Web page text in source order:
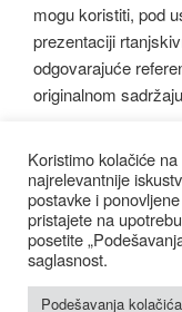
mogu koristiti, pod
prezentaciji
odgovarajuće
originalnom
Facebook
Politika Privatnosti
Koristimo kolačiće
najrelevantnije
postavke i
pristajete na
posetite
saglasnost.
Podešavanja kolačića